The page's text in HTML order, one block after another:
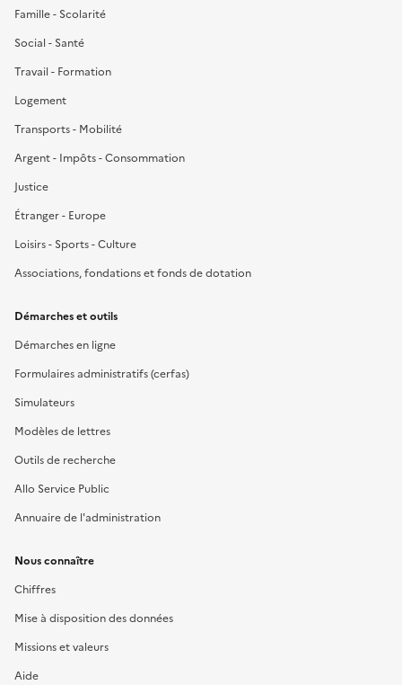
Famille - Scolarité
Social - Santé
Travail - Formation
Logement
Transports - Mobilité
Argent - Impôts - Consommation
Justice
Étranger - Europe
Loisirs - Sports - Culture
Associations, fondations et fonds de dotation
Démarches et outils
Démarches en ligne
Formulaires administratifs (cerfas)
Simulateurs
Modèles de lettres
Outils de recherche
Allo Service Public
Annuaire de l'administration
Nous connaître
Chiffres
Mise à disposition des données
Missions et valeurs
Aide